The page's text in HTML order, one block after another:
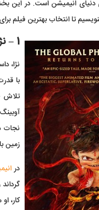
بنویسیم تا انتخاب بهترین فیلم
1 – نژا 2 (Ne Zha 2)
نژا،
با
تلاش
نجات
زمین
در
کار،